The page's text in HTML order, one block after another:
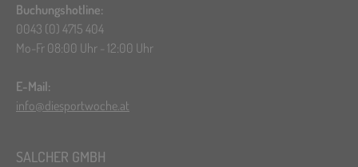
Buchungshotline:
0043 (0) 4715 404
Mo-Fr 08:00 Uhr - 12:00 Uhr
E-Mail:
info@diesportwoche.at
SALCHER GMBH